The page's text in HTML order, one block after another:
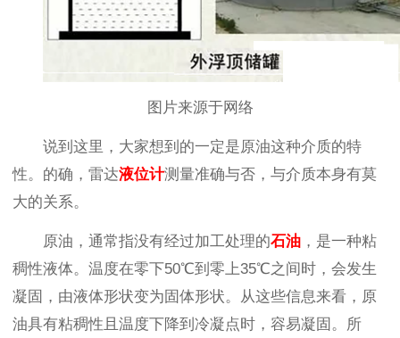
图片来源于网络
说到这里，大家想到的一定是原油这种介质的特
性。的确，雷达液位计测量准确与否，与介质本身有莫
大的关系。
原油，通常指没有经过加工处理的石油，是一种粘
稠性液体。温度在零下50℃到零上35℃之间时，会发生
凝固，由液体形状变为固体形状。从这些信息来看，原
油具有粘稠性且温度下降到冷凝点时，容易凝固。所